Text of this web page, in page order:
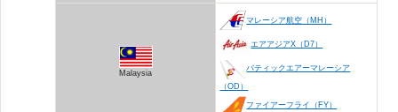
Malaysia
マレーシア航空（MH）
エアアジアX（D7）
バティックエアーマレーシア
（OD）
ファイアーフライ（FY）